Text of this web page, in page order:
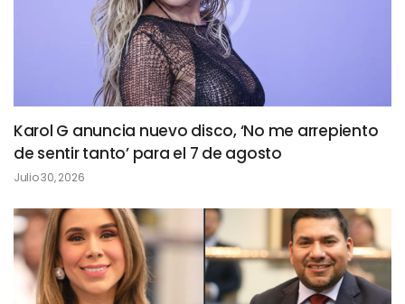
Karol G anuncia nuevo disco, ‘No me arrepiento
de sentir tanto’ para el 7 de agosto
Julio 30, 2026